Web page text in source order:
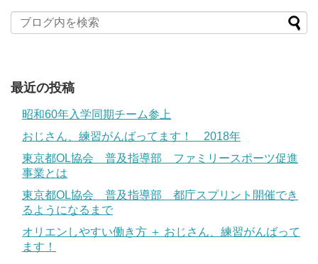
最近の投稿
昭和60年入学同期チーム参上
おじさん、練習がんばってます！ 2018年
東京都OL協会 普及指導部 ファミリースポーツ促進
事業とは
東京都OL協会 普及指導部 都庁スプリント開催でき
るようになるまで
オリエンしやすい働き方 ＋ おじさん、練習がんばって
ます！